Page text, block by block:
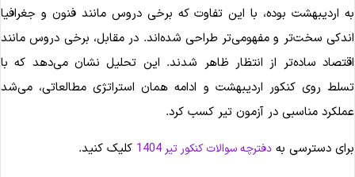
اردیبهشت بوده، با این تفاوت که برخی دروس مانند فنون و جغرافیا
سخت‌تر و مفهومی‌تر طراحی شده‌اند. در مقابل، برخی دروس مانند
ساده‌تر از انتظار ظاهر شدند. این تحلیل نشان می‌دهد که با
روی کنکور اردیبهشت و ادامه همان استراتژی مطالعاتی، می‌شد
مناسبی در آزمون تیر کسب کرد.
دسترسی به دفترچه سوالات کنکور تیر 1404 کلیک کنید.